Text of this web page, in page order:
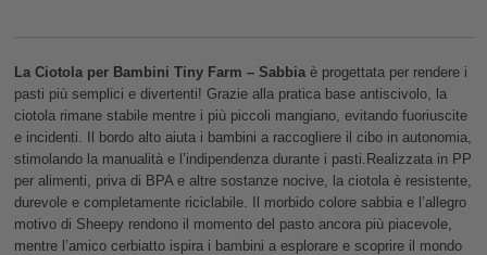
La Ciotola per Bambini Tiny Farm – Sabbiaè progettata per rendere i
pasti più semplici e divertenti! Grazie alla pratica base antiscivolo, la
ciotola rimane stabile mentre i più piccoli mangiano, evitando fuoriuscite
e incidenti. Il bordo alto aiuta i bambini a raccogliere il cibo in autonomia,
stimolando la manualità e l’indipendenza durante i pasti.Realizzata in PP
per alimenti, priva di BPA e altre sostanze nocive, la ciotola è resistente,
durevole e completamente riciclabile. Il morbido colore sabbia e l’allegro
motivo di Sheepy rendono il momento del pasto ancora più piacevole,
mentre l’amico cerbiatto ispira i bambini a esplorare e scoprire il mondo